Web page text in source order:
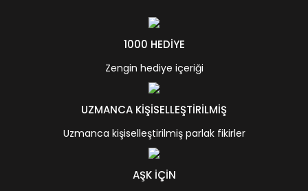
1000 HEDİYE
Zengin hediye içeriği
UZMANCA KİŞİSELLEŞTİRİLMİŞ
Uzmanca kişiselleştirilmiş parlak fikirler
AŞK İÇİN